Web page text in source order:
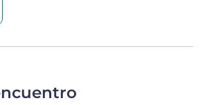
almuerzo tradicional!
de los mejores vinos del mundo